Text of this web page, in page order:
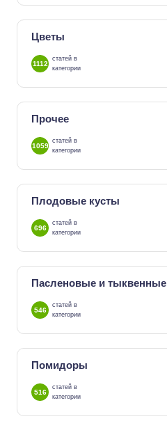
Цветы
1112
статей в
категории
Прочее
1059
статей в
категории
Плодовые кусты
696
статей в
категории
Пасленовые и тыквенные
546
статей в
категории
Помидоры
516
статей в
категории